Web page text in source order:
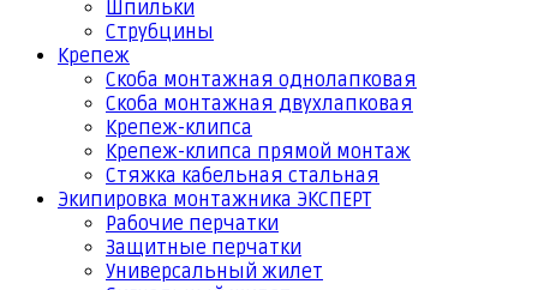
Шпильки
Струбцины
Крепеж
Скоба монтажная однолапковая
Скоба монтажная двухлапковая
Крепеж-клипса
Крепеж-клипса прямой монтаж
Стяжка кабельная стальная
Экипировка монтажника ЭКСПЕРТ
Рабочие перчатки
Защитные перчатки
Универсальный жилет